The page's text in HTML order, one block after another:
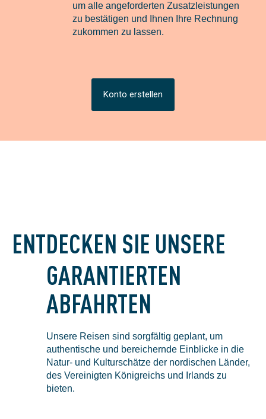
um alle angeforderten Zusatzleistungen
zu bestätigen und Ihnen Ihre Rechnung
zukommen zu lassen.
Konto erstellen
ENTDECKEN SIE UNSERE
GARANTIERTEN
ABFAHRTEN
Unsere Reisen sind sorgfältig geplant, um
authentische und bereichernde Einblicke in die
Natur- und Kulturschätze der nordischen Länder,
des Vereinigten Königreichs und Irlands zu
bieten.